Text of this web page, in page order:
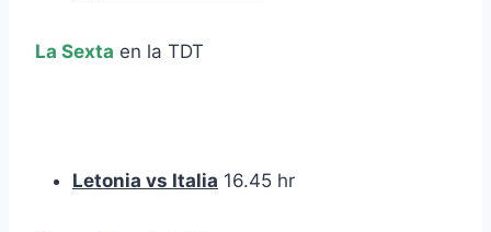
La Sexta en la TDT
Letonia vs Italia 16.45 hr